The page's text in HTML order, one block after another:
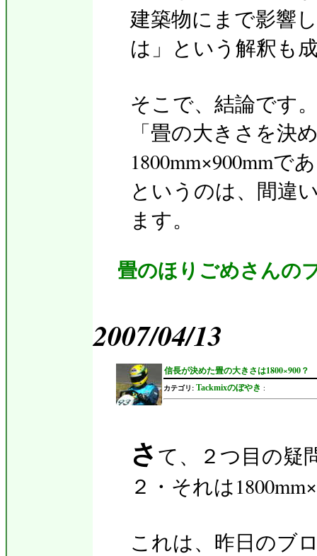
建築物にまで影響
は」という解釈も
そこで、結論です
「畳の大きさを決
1800mm×900mmで
というのは、間違
ます。
畳のほりごめさんの
2007/04/13
信長が決めた畳の大きさは1800×900？
カテゴリ: Tackmixのぼやき :
さ て、２つ目の疑
２・それは
これは、昨日のブ